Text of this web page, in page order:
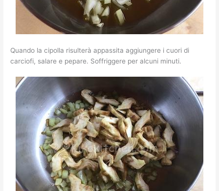
Quando la cipolla risulterà appassita aggiungere i cuori di
carciofi, salare e pepare. Soffriggere per alcuni minuti.